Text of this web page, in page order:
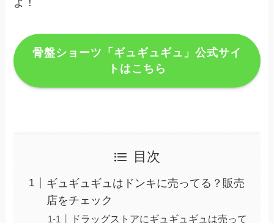
骨盤ショーツ「ギュギュギュ」公式サイ
トはこちら
目次
ギュギュギュはドンキに売ってる？販売
店をチェック
ドラッグストアにギュギュギュは売って